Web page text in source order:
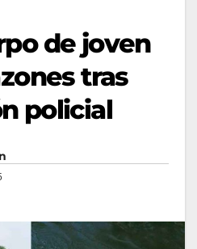
de joven
tras
policial